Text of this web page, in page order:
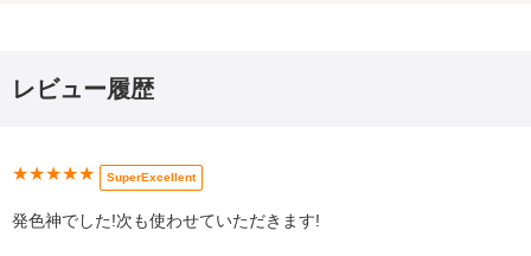
レビュー履歴
★★★★★ SuperExcellent
発色神でした!次も使わせていただきます!